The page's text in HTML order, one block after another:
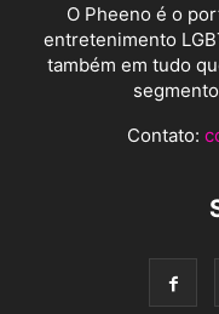
O Pheeno é o
entretenimento
também em tudo
Contato: